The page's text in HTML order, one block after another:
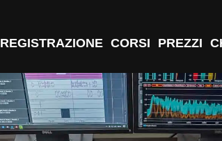
REGISTRAZIONE CORSI PREZZI